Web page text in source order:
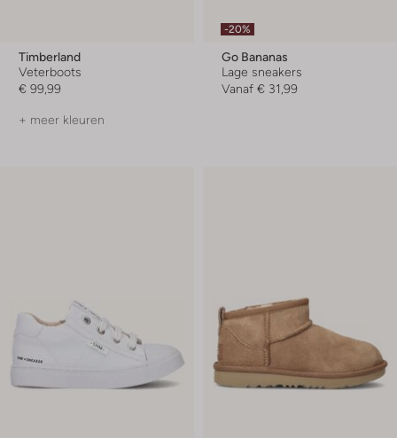
Timberland
Veterboots
€ 99,99
+ meer kleuren
-20%
Go Bananas
Lage sneakers
Vanaf € 31,99